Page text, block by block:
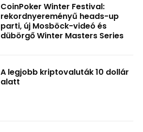
CoinPoker Winter Festival:
rekordnyereményű heads-up
parti, új Mosböck-videó és
dübörgő Winter Masters Series
A legjobb kriptovaluták 10 dollár
alatt